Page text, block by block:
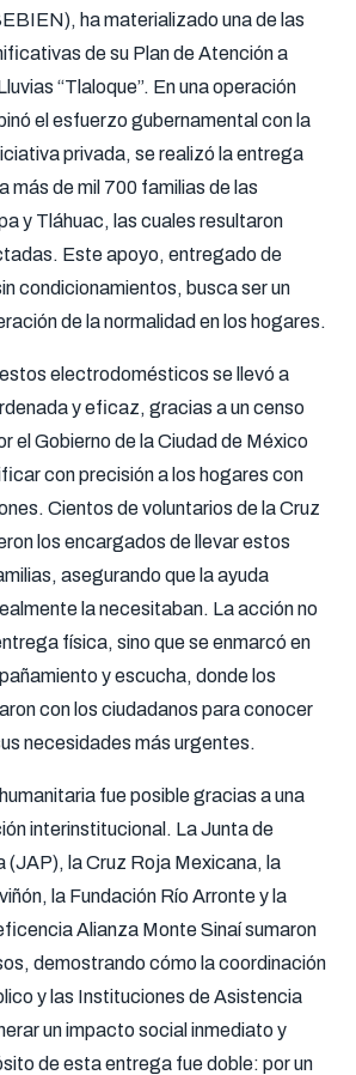
ha materializado una de las
de su Plan de Atención a
“Tlaloque”. En una operación
el esfuerzo gubernamental con la
privada, se realizó la entrega
más de mil 700 familias de las
y Tláhuac, las cuales resultaron
Este apoyo, entregado de
condicionamientos, busca ser un
de la normalidad en los hogares.
electrodomésticos se llevó a
y eficaz, gracias a un censo
el Gobierno de la Ciudad de México
con precisión a los hogares con
Cientos de voluntarios de la Cruz
los encargados de llevar estos
asegurando que la ayuda
la necesitaban. La acción no
física, sino que se enmarcó en
y escucha, donde los
con los ciudadanos para conocer
necesidades más urgentes.
fue posible gracias a una
interinstitucional. La Junta de
(JAP), la Cruz Roja Mexicana, la
la Fundación Río Arronte y la
Alianza Monte Sinaí sumaron
demostrando cómo la coordinación
y las Instituciones de Asistencia
un impacto social inmediato y
de esta entrega fue doble: por un